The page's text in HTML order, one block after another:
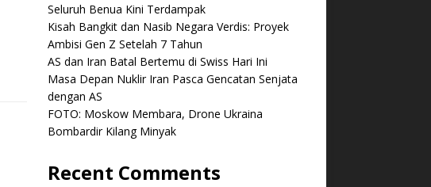
Seluruh Benua Kini Terdampak
Kisah Bangkit dan Nasib Negara Verdis: Proyek
Ambisi Gen Z Setelah 7 Tahun
AS dan Iran Batal Bertemu di Swiss Hari Ini
Masa Depan Nuklir Iran Pasca Gencatan Senjata
dengan AS
FOTO: Moskow Membara, Drone Ukraina
Bombardir Kilang Minyak
Recent Comments